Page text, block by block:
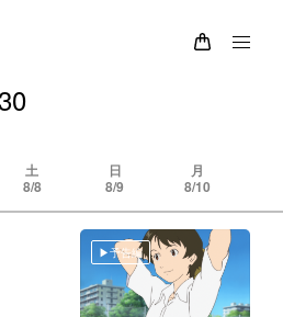
土
8/8
日
8/9
月
8/10
予告編